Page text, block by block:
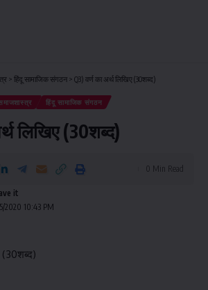
> हिंदू सामाजिक संगठन > Q3) वर्ण का अर्थ लिखिए (30शब्द)
हिंदू सामाजिक संगठन
लिखिए (30शब्द)
2020 10:43 PM
0 Min Read
(30शब्द)